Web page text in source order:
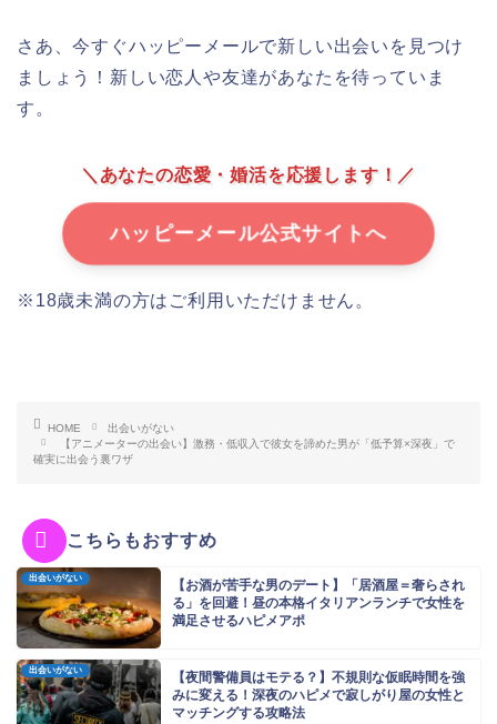
さあ、今すぐハッピーメールで新しい出会いを見つけ
ましょう！新しい恋人や友達があなたを待っていま
す。
＼あなたの恋愛・婚活を応援します！／
ハッピーメール公式サイトへ
※18歳未満の方はご利用いただけません。
HOME
出会いがない
【アニメーターの出会い】激務・低収入で彼女を諦めた男が「低予算×深夜」で
確実に出会う裏ワザ
こちらもおすすめ
出会いがない
【お酒が苦手な男のデート】「居酒屋＝奢らされ
る」を回避！昼の本格イタリアンランチで女性を
満足させるハピメアポ
出会いがない
【夜間警備員はモテる？】不規則な仮眠時間を強
みに変える！深夜のハピメで寂しがり屋の女性と
マッチングする攻略法